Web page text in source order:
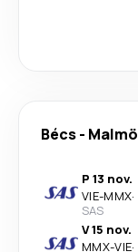
Bécs- Malmö
P 13 nov.
VIE-MMX·
SAS
V 15 nov.
MMX-VIE·